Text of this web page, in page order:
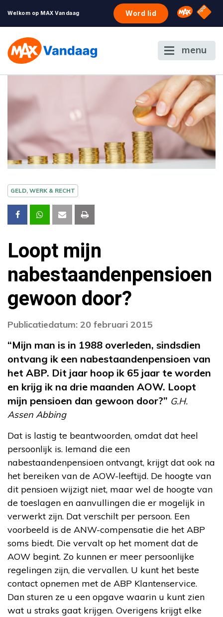
Welkom op MAX Vandaag Word lid Omroep
NPO
menu
GELD, WERK & RECHT
Loopt mijn
nabestaandenpensioen
gewoon door?
Publicatiedatum: 20 februari 2015
“Mijn man is in 1988 overleden, sindsdien
ontvang ik een nabestaandenpensioen van
het ABP. Dit jaar hoop ik 65 jaar te worden
en krijg ik na drie maanden AOW. Loopt
mijn pensioen dan gewoon door?” G.H.
Assen Abbing
Dat is lastig te beantwoorden, omdat dat heel
persoonlijk is. Iemand die een
nabestaandenpensioen ontvangt, krijgt dat ook na
het bereiken van de AOW-leeftijd. De hoogte van
dit pensioen wijzigt niet, maar wel de hoogte van
de toeslagen en aanvullingen die er mogelijk in
verwerkt zijn. Dat verschilt per persoon. Een
voorbeeld is de ANW-compensatie die het ABP
soms biedt. Die vervalt op het moment dat de
AOW begint. Zo kunnen er meer persoonlijke
regelingen zijn, die vervallen. U kunt het beste
contact opnemen met de ABP Klantenservice.
Dan sturen ze u een opgave waarin u kunt zien
wat u straks gaat krijgen. Overigens krijgt elke